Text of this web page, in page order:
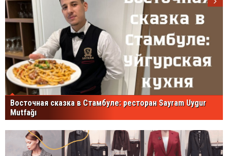
Восточная сказка в Стамбуле: ресторан Sayram Uygur
Mutfağı